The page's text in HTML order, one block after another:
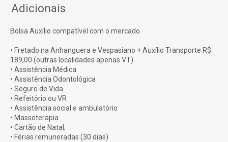
Adicionais
Bolsa Auxílio compatível com o mercado.
• Fretado na Anhanguera e Vespasiano + Auxílio Transporte R$
189,00 (outras localidades apenas VT)
• Assistência Médica
• Assistência Odontológica
• Seguro de Vida
• Refeitório ou VR
• Assistência social e ambulatório
• Massoterapia
• Cartão de Natal;
• Férias remuneradas (30 dias)